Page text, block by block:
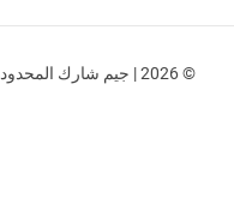
© 2026 | جيم شارك المحدودة (ذ.م.م) | شركة الطاير إنسغنيا| جميع الحقوق محفوظة